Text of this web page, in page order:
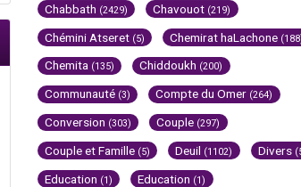
Chabbath (2429) Chavouot (219)
Chémini Atseret (5) Chemirat haLachone
Chemita (135) Chiddoukh (200)
Communauté (3) Compte du Omer (264)
Conversion (303) Couple (297)
Couple et Famille (5) Deuil (1102) Divers
Education (1) Education (1)